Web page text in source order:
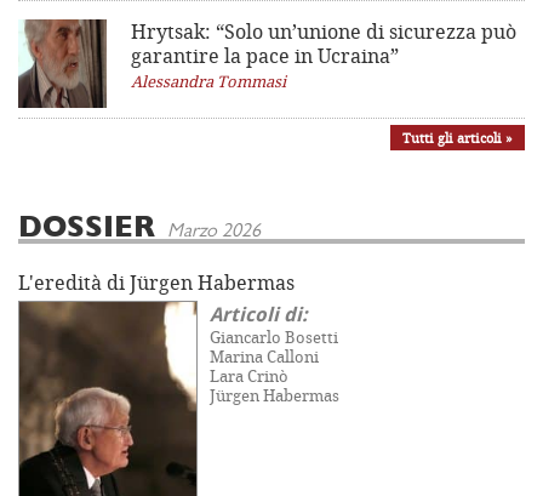
Hrytsak: “Solo un’unione di sicurezza può
garantire la pace in Ucraina”
Alessandra Tommasi
Tutti gli articoli »
DOSSIER Marzo 2026
L'eredità di Jürgen Habermas
Articoli di:
Giancarlo Bosetti
Marina Calloni
Lara Crinò
Jürgen Habermas